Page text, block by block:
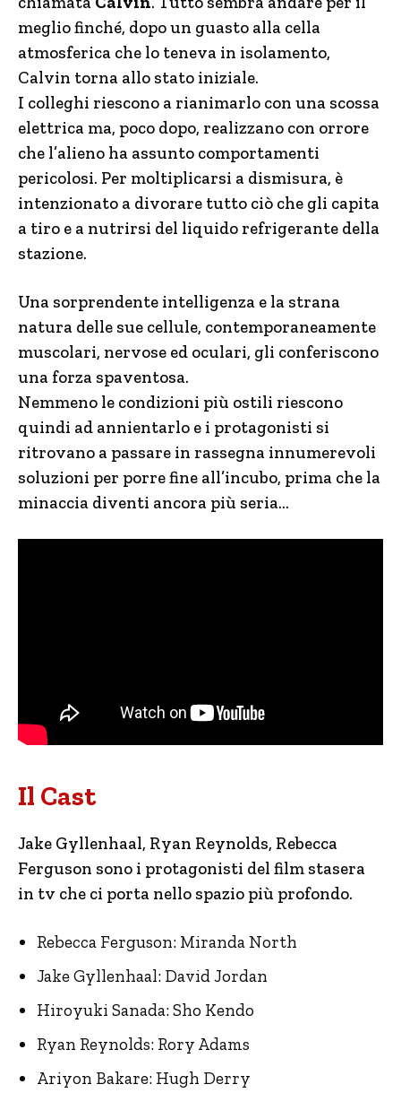
meglio finché, dopo un guasto alla cella
atmosferica che lo teneva in isolamento,
Calvin torna allo stato iniziale.
I colleghi riescono a rianimarlo con una scossa
elettrica ma, poco dopo, realizzano con orrore
che l’alieno ha assunto comportamenti
pericolosi. Per moltiplicarsi a dismisura, è
intenzionato a divorare tutto ciò che gli capita
a tiro e a nutrirsi del liquido refrigerante della
stazione.
Una sorprendente intelligenza e la strana
natura delle sue cellule, contemporaneamente
muscolari, nervose ed oculari, gli conferiscono
una forza spaventosa.
Nemmeno le condizioni più ostili riescono
quindi ad annientarlo e i protagonisti si
ritrovano a passare in rassegna innumerevoli
soluzioni per porre fine all’incubo, prima che la
minaccia diventi ancora più seria…
Il Cast
Jake Gyllenhaal, Ryan Reynolds, Rebecca
Ferguson sono i protagonisti del film stasera
in tv che ci porta nello spazio più profondo.
Rebecca Ferguson: Miranda North
Jake Gyllenhaal: David Jordan
Hiroyuki Sanada: Sho Kendo
Ryan Reynolds: Rory Adams
Ariyon Bakare: Hugh Derry